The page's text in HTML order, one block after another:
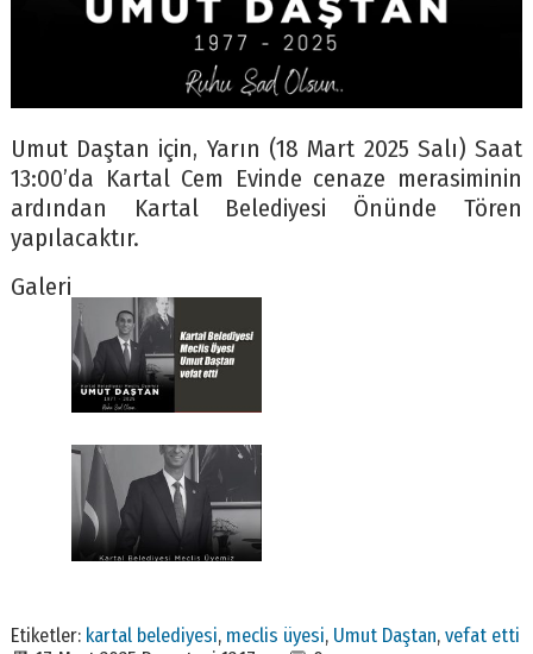
Umut Daştan için, Yarın (18 Mart 2025 Salı) Saat
13:00’da Kartal Cem Evinde cenaze merasiminin
ardından Kartal Belediyesi Önünde Tören
yapılacaktır.
Galeri
Etiketler: kartal belediyesi, meclis üyesi, Umut Daştan, vefat etti